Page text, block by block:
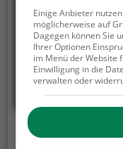
Strand
Einige Anbieter
möglicherweise auf
Dagegen können Sie
Ihrer Optionen
im Menü der Website
Einwilligung in die
verwalten oder